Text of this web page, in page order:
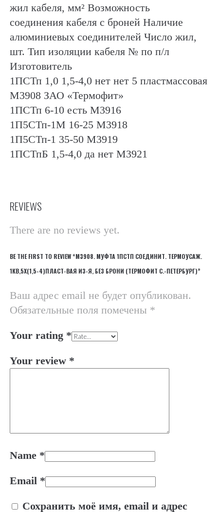
жил кабеля, мм² Возможность
соединения кабеля с броней Наличие
алюминиевых соединителей Число жил,
шт. Тип изоляции кабеля № по п/л
Изготовитель
1ПСТп 1,0 1,5-4,0 нет нет 5 пластмассовая
М3908 ЗАО «Термофит»
1ПСТп 6-10 есть М3916
1П5СТп-1М 16-25 М3918
1П5СТп-1 35-50 М3919
1ПСТпБ 1,5-4,0 да нет М3921
REVIEWS
There are no reviews yet.
BE THE FIRST TO REVIEW “М3908. МУФТА 1ПСТП СОЕДИНИТ. ТЕРМОУСАЖ.
1КВ,5Х(1,5-4)ПЛАСТ-ВАЯ ИЗ-Я, БЕЗ БРОНИ (ТЕРМОФИТ С.-ПЕТЕРБУРГ)”
Ваш адрес email не будет опубликован.
Обязательные поля помечены *
Your rating *
Your review *
Name *
Email *
Сохранить моё имя, email и адрес